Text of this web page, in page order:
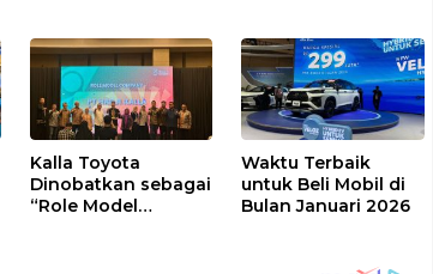
Kalla Toyota
Dinobatkan sebagai
“Role Model
Waktu Terbaik
untuk Beli Mobil di
Bulan Januari 2026